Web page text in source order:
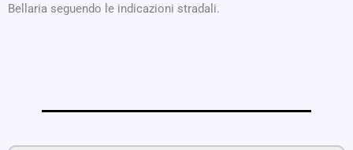
Bellaria seguendo le indicazioni stradali.